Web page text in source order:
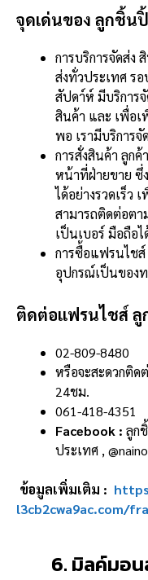
จุดเด่นของ ลูกชิ้น
การบริการจัดส่ง
ส่งทั่วประเทศ ร
สัปดา์ห์ มีบริการ
สินค้า และ เพื่อเ
พอ เรามีบริการจั
การสั่งสินค้า ลูก
หน้าที่ฝ่ายขาย ซึ่
ได้อย่างรวดเร็ว
สามารถติดต่อตา
เป็นเบอร์ มือถือ
การซื้อแฟรนไช
อุปกรณ์เป็นของท
ติดต่อแฟรนไชส์
02-809-8480
หรือจะสะดวกติด
24ชม.
061-418-4351
Facebook : ลูก
ประเทศ ,
ข้อมูลเพิ่มเติม :
l3cb2cwa9ac.com/
6. มิลค์มอน